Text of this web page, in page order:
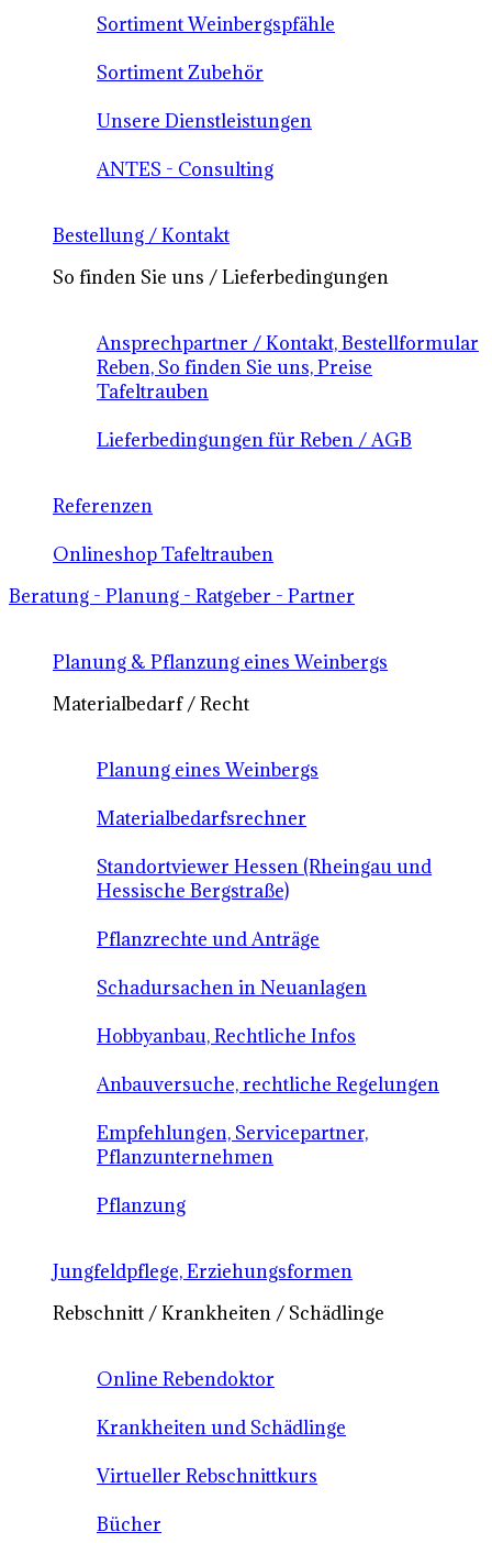
Sortiment Weinbergspfähle
Sortiment Zubehör
Unsere Dienstleistungen
ANTES - Consulting
Bestellung / Kontakt
So finden Sie uns / Lieferbedingungen
Ansprechpartner / Kontakt, Bestellformular
Reben, So finden Sie uns, Preise
Tafeltrauben
Lieferbedingungen für Reben / AGB
Referenzen
Onlineshop Tafeltrauben
Beratung - Planung - Ratgeber - Partner
Planung & Pflanzung eines Weinbergs
Materialbedarf / Recht
Planung eines Weinbergs
Materialbedarfsrechner
Standortviewer Hessen (Rheingau und
Hessische Bergstraße)
Pflanzrechte und Anträge
Schadursachen in Neuanlagen
Hobbyanbau, Rechtliche Infos
Anbauversuche, rechtliche Regelungen
Empfehlungen, Servicepartner,
Pflanzunternehmen
Pflanzung
Jungfeldpflege, Erziehungsformen
Rebschnitt / Krankheiten / Schädlinge
Online Rebendoktor
Krankheiten und Schädlinge
Virtueller Rebschnittkurs
Bücher